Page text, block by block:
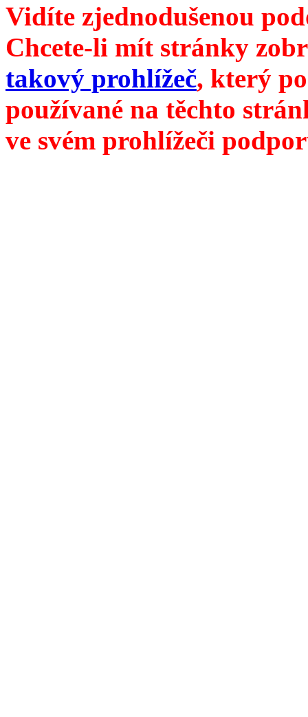
Vidíte zjednodušenou
Chcete-li mít stránky
takový prohlížeč, který
používané na těchto
ve svém prohlížeči